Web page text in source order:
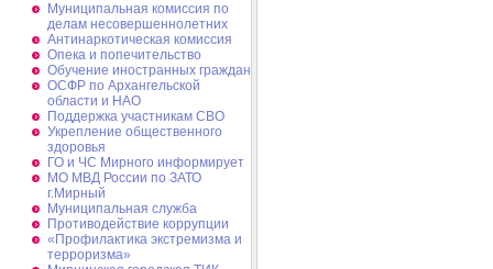
Муниципальная комиссия по
делам несовершеннолетних
Антинаркотическая комиссия
Опека и попечительство
Обучение иностранных граждан
ОСФР по Архангельской
области и НАО
Поддержка участникам СВО
Укрепление общественного
здоровья
ГО и ЧС Мирного информирует
МО МВД России по ЗАТО
г.Мирный
Муниципальная cлужба
Противодействие коррупции
«Профилактика экстремизма и
терроризма»